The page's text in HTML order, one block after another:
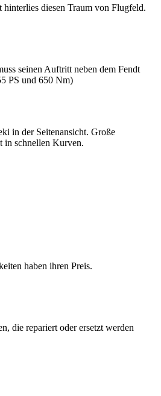
hinterlies diesen Traum von Flugfeld.
seinen Auftritt neben dem Fendt
PS und 650 Nm)
in der Seitenansicht. Große
in schnellen Kurven.
haben ihren Preis.
die repariert oder ersetzt werden